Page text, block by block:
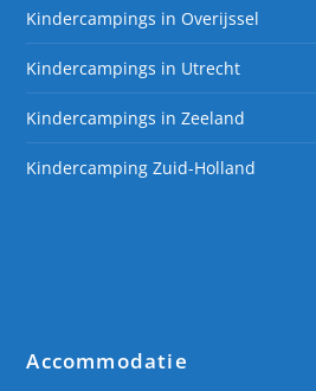
Kindercampings in Overijssel
Kindercampings in Utrecht
Kindercampings in Zeeland
Kindercamping Zuid-Holland
Accommodatie